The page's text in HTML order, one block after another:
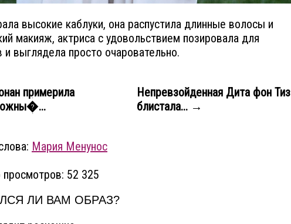
высокие каблуки, она распустила длинные волосы и
макияж, актриса с удовольствием позировала для
выглядела просто очаровательно.
примерила
Непревзойденная Дита фон Тиз
блистала... →
Мария Менунос
просмотров: 52 325
ЛИ ВАМ ОБРАЗ?